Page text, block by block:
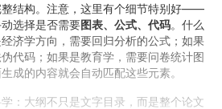
整结构。注意，这里有个细节特别好——
选择是否需要图表、公式、代码。什么
济学方向，需要回归分析的公式；如果
代码；如果是教育学，需要问卷统计图
的内容就会自动匹配这些元素。
：大纲不只是文字目录，而是整个论文